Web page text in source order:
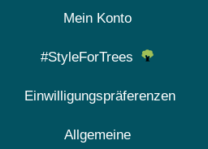
Mein Konto
#StyleForTrees
Einwilligungspräferenzen
Allgemeine